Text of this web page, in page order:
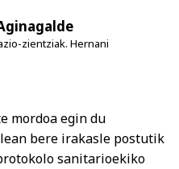
zientziak. Hernani
mordoa egin du
bere irakasle postutik
sanitarioekiko